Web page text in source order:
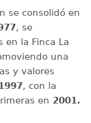
se consolidó en
, se
en la Finca La
una
y valores
, con la
en 2001.